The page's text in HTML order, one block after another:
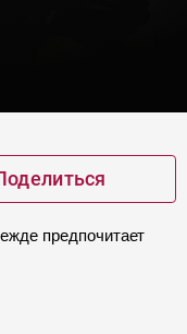
предпочитает